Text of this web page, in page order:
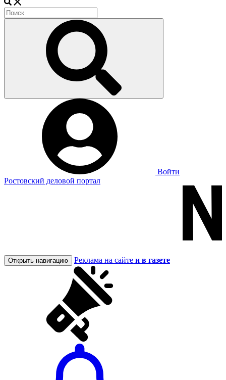
Войти
Ростовский деловой портал
Открыть навигацию Реклама на сайте и в газете